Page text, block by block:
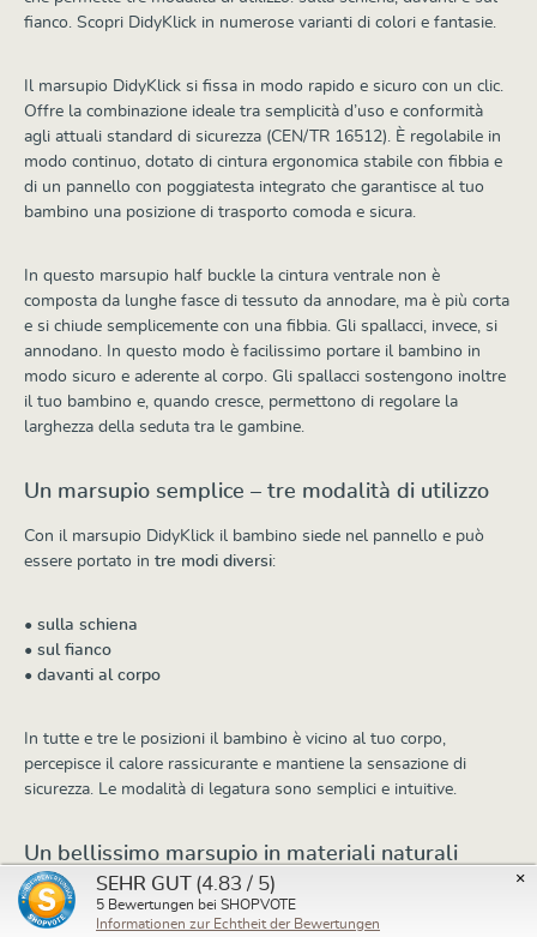
fianco. Scopri DidyKlick in numerose varianti di colori e fantasie.
Il marsupio DidyKlick si fissa in modo rapido e sicuro con un clic.
Offre la combinazione ideale tra semplicità d’uso e conformità
agli attuali standard di sicurezza (CEN/TR 16512). È regolabile in
modo continuo, dotato di cintura ergonomica stabile con fibbia e
di un pannello con poggiatesta integrato che garantisce al tuo
bambino una posizione di trasporto comoda e sicura.
In questo marsupio half buckle la cintura ventrale non è
composta da lunghe fasce di tessuto da annodare, ma è più corta
e si chiude semplicemente con una fibbia. Gli spallacci, invece, si
annodano. In questo modo è facilissimo portare il bambino in
modo sicuro e aderente al corpo. Gli spallacci sostengono inoltre
il tuo bambino e, quando cresce, permettono di regolare la
larghezza della seduta tra le gambine.
Un marsupio semplice – tre modalità di utilizzo
Con il marsupio DidyKlick il bambino siede nel pannello e può
essere portato in tre modi diversi:
• sulla schiena
• sul fianco
• davanti al corpo
In tutte e tre le posizioni il bambino è vicino al tuo corpo,
percepisce il calore rassicurante e mantiene la sensazione di
sicurezza. Le modalità di legatura sono semplici e intuitive.
Un bellissimo marsupio in materiali naturali
Come sempre, DidyKlick è realizzato in puro cotone biologico
certificato (kbA) ed è disponibile in diversi design. Questo
×
SEHR GUT (4.83 / 5)
5 Bewertungen bei SHOPVOTE
Informationen zur Echtheit der Bewertungen